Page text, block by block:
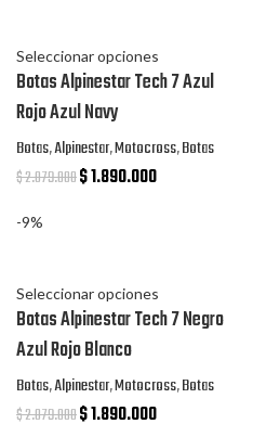
Seleccionar opciones
Botas Alpinestar Tech 7 Azul
Rojo Azul Navy
Botas,Alpinestar,Motocross,Botas
$2.079.000$1.890.000
-9%
Seleccionar opciones
Botas Alpinestar Tech 7 Negro
Azul Rojo Blanco
Botas,Alpinestar,Motocross,Botas
$2.079.000$1.890.000